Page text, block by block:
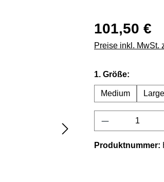
101,50 €
Preise inkl. MwSt.
1. Größe:
Medium Large
Produkt
Produktnummer: